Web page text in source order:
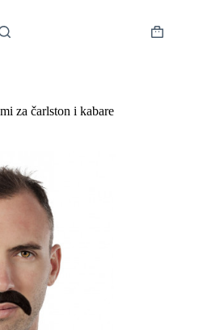
Shopping
za čarlston i kabare